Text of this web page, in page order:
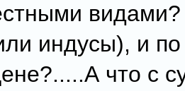
видами?
индусы), и по
что с